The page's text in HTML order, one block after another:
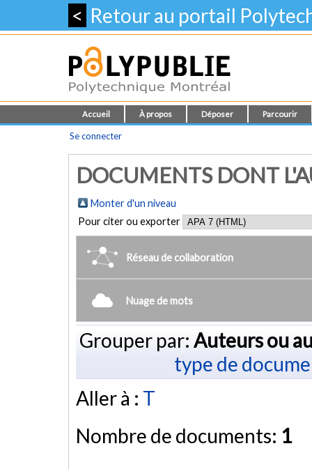
< Retour au portail
Accueil À propos Déposer Parcourir
Se connecter
DOCUMENTS DONT
Monter d'un niveau
Pour citer ou exporter
Réseau de collaboration
Nuage de mots
Grouper par: Auteurs ou
type de
Aller à : T
Nombre de documents: 1